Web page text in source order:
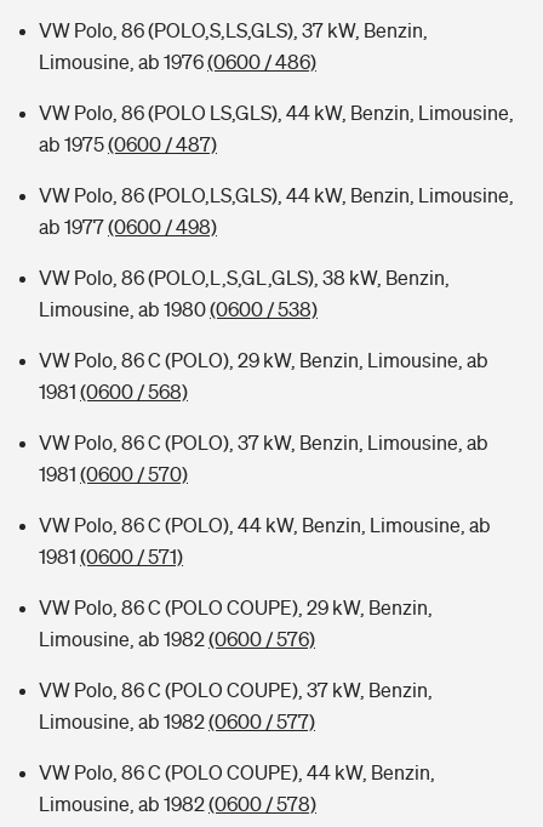
VW Polo, 86 (POLO,S,LS,GLS), 37 kW, Benzin,
Limousine, ab 1976(0600 / 486)
VW Polo, 86 (POLO LS,GLS), 44 kW, Benzin, Limousine,
ab 1975(0600 / 487)
VW Polo, 86 (POLO,LS,GLS), 44 kW, Benzin, Limousine,
ab 1977(0600 / 498)
VW Polo, 86 (POLO,L,S,GL,GLS), 38 kW, Benzin,
Limousine, ab 1980(0600 / 538)
VW Polo, 86 C (POLO), 29 kW, Benzin, Limousine, ab
1981 (0600 / 568)
VW Polo, 86 C (POLO), 37 kW, Benzin, Limousine, ab
1981 (0600 / 570)
VW Polo, 86 C (POLO), 44 kW, Benzin, Limousine, ab
1981 (0600 / 571)
VW Polo, 86 C (POLO COUPE), 29 kW, Benzin,
Limousine, ab 1982(0600 / 576)
VW Polo, 86 C (POLO COUPE), 37 kW, Benzin,
Limousine, ab 1982(0600 / 577)
VW Polo, 86 C (POLO COUPE), 44 kW, Benzin,
Limousine, ab 1982(0600 / 578)